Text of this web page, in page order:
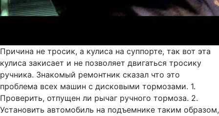
Причина не тросик, а кулиса на суппорте, так вот эта
кулиса закисает и не позволяет двигаться тросику
ручника. Знакомый ремонтник сказал что это
проблема всех машин с дисковыми тормозами. 1.
Проверить, отпущен ли рычаг ручного тормоза. 2.
Установить автомобиль на подъемнике таким образом,